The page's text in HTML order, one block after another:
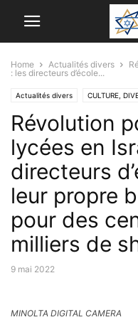
Home Actualités divers
: les directeurs d’école...
Actualités divers CULTURE,
Révolution
lycées en
directeurs
leur propre
pour des
milliers de
9 mai 2022
MINOLTA DIGITAL CAMERA